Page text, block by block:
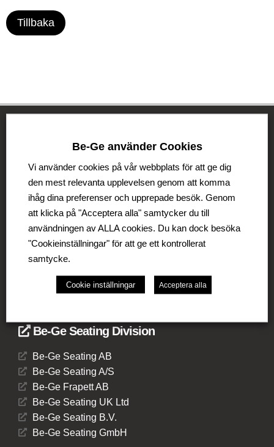
Tillbaka
Be-Ge Koncernen är en familjeägd företagsgrupp med
verksamhet i Sverige, Danmark, Storbritannien,
Litauen, Nederländerna och Tyskland. Koncernen
omfattar affärsområdena Be-Ge Seating Division,
Be-Ge Component Division och Be-Ge Vehicle
Division.
Be-Ge Seating Division
Be-Ge Seating AB
Be-Ge Seating A/S
Be-Ge Frapett AB
Be-Ge Seating UK Ltd
Be-Ge Seating B.V.
Be-Ge Seating GmbH
Be-Ge använder Cookies
Vi använder cookies på vår webbplats för att ge dig
den mest relevanta upplevelsen genom att komma
ihåg dina preferenser och upprepade besök. Genom
att klicka på "Acceptera alla" samtycker du till
användningen av ALLA cookies. Du kan dock besöka
"Cookieinställningar" för att ge ett kontrollerat
samtycke.
Cookie inställningar Acceptera alla